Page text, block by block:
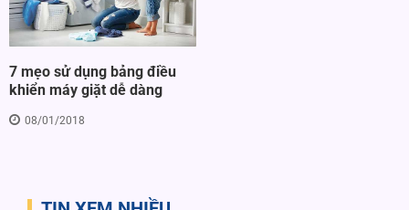
7 mẹo sử dụng bảng điều
khiển máy giặt dễ dàng
08/01/2018